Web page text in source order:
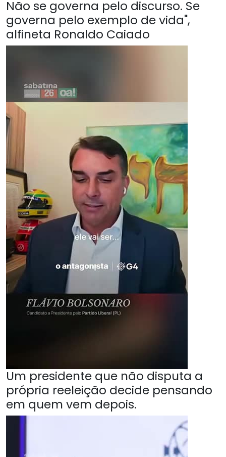
Não se governa pelo discurso. Se
governa pelo exemplo de vida",
alfineta Ronaldo Caiado
Um presidente que não disputa a
própria reeleição decide pensando
em quem vem depois.